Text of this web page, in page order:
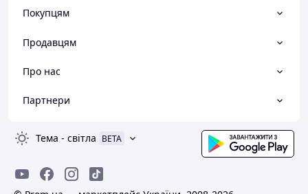
Покупцям
Продавцям
Про нас
Партнери
Тема - світла BETA